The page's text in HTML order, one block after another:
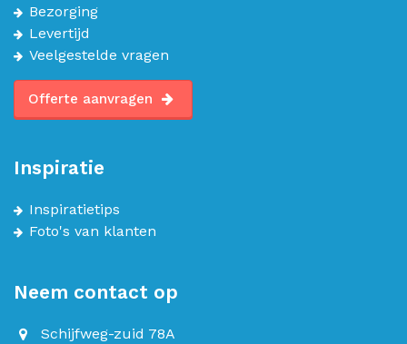
Bezorging
Levertijd
Veelgestelde vragen
Offerte aanvragen
Inspiratie
Inspiratietips
Foto's van klanten
Neem contact op
Schijfweg-zuid 78A